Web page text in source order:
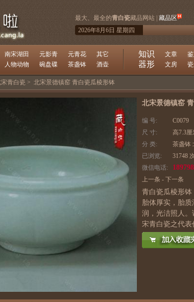
最大、最全的青白瓷藏品网站 | 藏品区
2026年8月6日 星期四
南宋湖田 元影青 元青花 其它
人物动物 碗盘碟 茶盏钵 酒壶
知识 文章
器形 文房
青白瓷 > 北宋景德镇窑 青白瓷瓜棱形钵
北宋景德镇窑
编 号:
C0079
尺 寸:
高7.3厘
分 类:
茶盏钵
已浏览:
31748
微信电话:
上一条 - 下一条
青白瓷瓜棱形钵
胎体厚实，胎
润，光洁照人
宋青白瓷之代表